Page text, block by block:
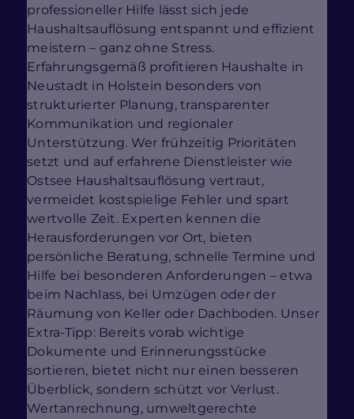
professioneller Hilfe lässt sich jede
Haushaltsauflösung entspannt und effizient
meistern – ganz ohne Stress.
Erfahrungsgemäß profitieren Haushalte in
Neustadt in Holstein besonders von
strukturierter Planung, transparenter
Kommunikation und regionaler
Unterstützung. Wer frühzeitig Prioritäten
setzt und auf erfahrene Dienstleister wie
Ostsee Haushaltsauflösung vertraut,
vermeidet kostspielige Fehler und spart
wertvolle Zeit. Experten kennen die
Herausforderungen vor Ort, bieten
persönliche Beratung, schnelle Termine und
Hilfe bei besonderen Anforderungen – etwa
beim Nachlass, bei Umzügen oder der
Räumung von Keller oder Dachboden. Unser
Extra-Tipp: Bereits vorab wichtige
Dokumente und Erinnerungsstücke
sortieren, bietet nicht nur einen besseren
Überblick, sondern schützt vor Verlust.
Wertanrechnung, umweltgerechte